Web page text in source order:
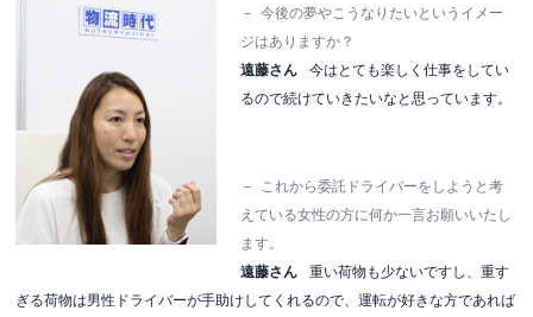
－ 今後の夢やこうなりたいというイメー
ジはありますか？
遠藤さん
今はとても楽しく仕事をしてい
るので続けていきたいなと思っています。
－
これから委託ドライバーをしようと考
えている女性の方に何か一言お願いいたし
ます。
遠藤さん
重い荷物も少ないですし、重す
ぎる荷物は男性ドライバーが手助けしてくれるので、運転が好きな方であれば